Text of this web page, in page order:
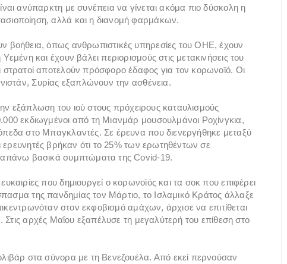
ανύπαρκτη με συνέπεια να γίνεται ακόμα πιο δύσκολη η
αλλά και η διανομή φαρμάκων.
βοήθεια, όπως ανθρωπιστικές υπηρεσίες του ΟΗΕ, έχουν
και έχουν βάλει περιορισμούς στις μετακινήσεις του
αποτελούν πρόσφορο έδαφος για τον κορωνοϊό. Οι
Συρίας εξαπλώνουν την ασθένεια.
εξάπλωση του ιού στους πρόχειρους καταυλισμούς
εκδιωγμένοι από τη Μιανμάρ μουσουλμάνοι Ροχίνγκια,
στο Μπαγκλαντές. Σε έρευνα που διενεργήθηκε μεταξύ
ερευνητές βρήκαν ότι το 25% των ερωτηθέντων σε
βασικά συμπτώματα της Covid-19.
που δημιουργεί ο κορωνοϊός και τα σοκ που επιφέρει
της πανδημίας τον Μάρτιο, το Ισλαμικό Κράτος άλλαξε
στον εκφοβισμό αμάχων, άρχισε να επιτίθεται
Στις αρχές Μαΐου εξαπέλυσε τη μεγαλύτερή του επίθεση στο
στα σύνορα με τη Βενεζουέλα. Από εκεί περνούσαν